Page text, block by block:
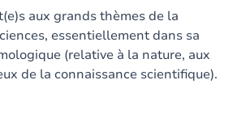
aux grands thèmes de la
essentiellement dans sa
(relative à la nature, aux
de la connaissance scientifique).